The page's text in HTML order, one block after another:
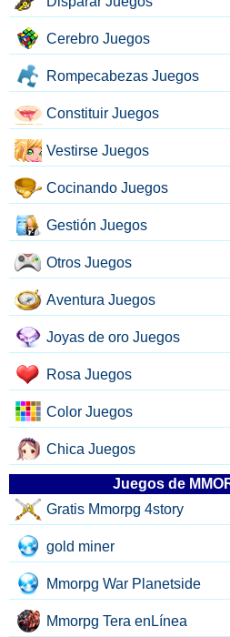
Cerebro Juegos
Rompecabezas Juegos
Constituir Juegos
Vestirse Juegos
Cocinando Juegos
Gestión Juegos
Otros Juegos
Aventura Juegos
Joyas de oro Juegos
Rosa Juegos
Color Juegos
Chica Juegos
Juegos de
Gratis Mmorpg 4story
gold miner
Mmorpg War Planetside
Mmorpg Tera enLínea